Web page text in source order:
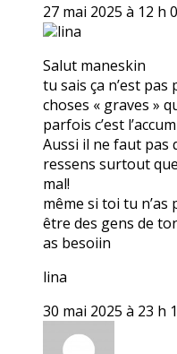
27 mai 2025 à 12 h
lina
Salut maneskin
tu sais ça n’est pas
choses « graves »
parfois c’est
Aussi il ne faut pas
ressens surtout
mal!
même si toi tu n’as
être des gens de
as besoiin
lina
30 mai 2025 à 23 h